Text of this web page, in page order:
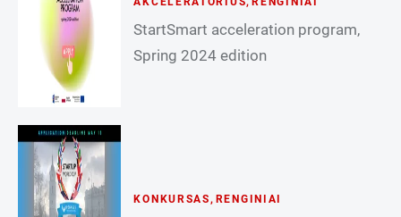
StartSmart acceleration program,
Spring 2024 edition
KONKURSAS, RENGINIAI